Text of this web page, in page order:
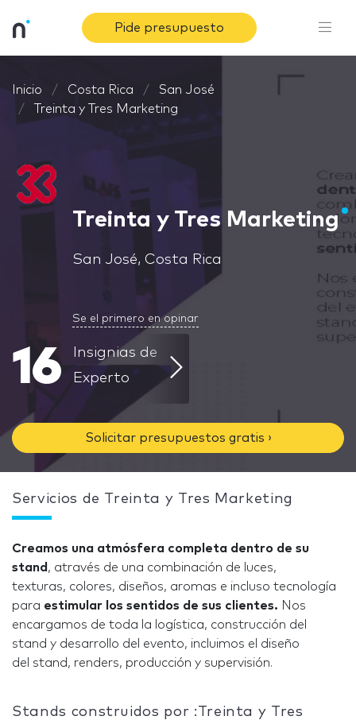
Pide presupuesto
Inicio Costa Rica
San José
Treinta y Tres Marketing
Treinta y Tres Marketing
San José, Costa Rica
Se el primero en opinar
16
Insignias de
Experto
Solicitar presupuestos gratis ›
Servicios de Treinta y Tres Marketing
Creamos una atmósfera completa dentro de su
stand , através de una combinación de luces,
texturas, colores, diseños, aromas e incluso tecnología
para estimular los sentidos de sus clientes. Nos
encargamos de toda la logística, construcción del
stand y desarrollo del evento, incluimos el diseño
del stand, renders, producción y supervisión.
Stands construidos por :Treinta y Tres